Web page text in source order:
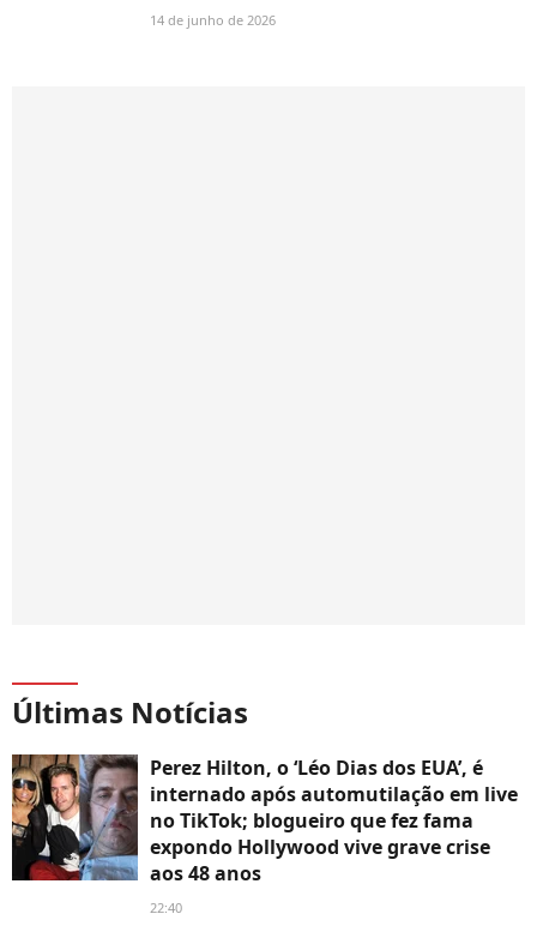
14 de junho de 2026
Últimas Notícias
Perez Hilton, o ‘Léo Dias dos EUA’, é
internado após automutilação em live
no TikTok; blogueiro que fez fama
expondo Hollywood vive grave crise
aos 48 anos
22:40